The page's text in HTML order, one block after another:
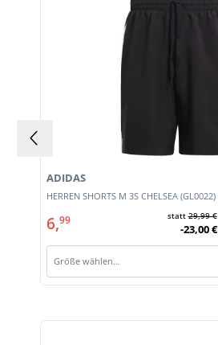
HERREN SHORTS M 3S CHELSEA (GL0022)
ADIDAS
6,99 statt29,99 €
-23,00 €
Größe wählen…